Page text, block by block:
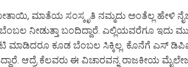
ಮಾತೆಯ ಸಂಸ್ಕೃತಿ ನಮ್ಮದು ಅಂತೆಲ್ಲ ಹೇಳಿ
ನೀಡುತ್ತಾ ಬಂದಿದ್ದಾರೆ. ಎಲ್ಲಿಯವರೆಗೂ ಇದು
ಮಾಡಿದರೂ ಕೂಡ ಬೆಂಬಲ ಸಿಕ್ಕಿಲ್ಲ. ಕೊನೆಗೆ ಎಸ್
ಆದ್ರೆ ಕೆಲವರು ಈ ವಿಚಾರವನ್ನ ರಾಜಕೀಯ